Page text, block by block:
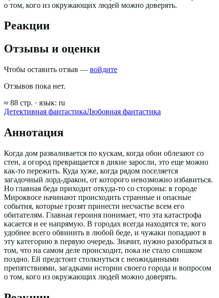
о том, кого из окружающих людей можно доверять.
Реакции
Отзывы и оценки
Чтобы оставить отзыв — войдите
Отзывов пока нет.
≈ 88 стр. · язык: ru
Детективная фантастикаЛюбовная фантастика
Аннотация
Когда дом разваливается по кускам, когда обои облезают со
стен, а огород превращается в дикие заросли, это еще можно
как-то пережить. Куда хуже, когда рядом поселяется
загадочный лорд-дракон, от которого невозможно избавиться.
Но главная беда приходит откуда-то со стороны: в городе
Мироквосе начинают происходить странные и опасные
события, которые грозят принести несчастье всем его
обитателям. Главная героиня понимает, что эта катастрофа
касается и ее напрямую. В городах всегда находятся те, кого
удобнее всего обвинить в любой беде, и чужаки попадают в
эту категорию в первую очередь. Значит, нужно разобраться в
том, что на самом деле происходит, пока не стало слишком
поздно. Ей предстоит столкнуться с неожиданными
препятствиями, загадками истории своего города и вопросом
о том, кого из окружающих людей можно доверять.